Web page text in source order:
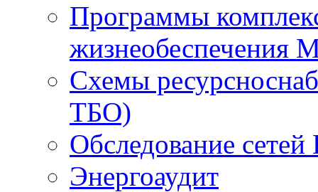
Программы
жизнеобеспечения
Схемы
ТБО)
Обследование
Энергоаудит